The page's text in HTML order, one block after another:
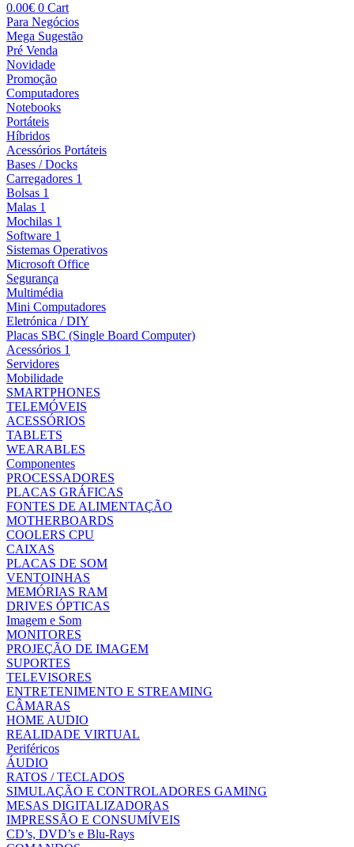
0.00€ 0 Cart
Para Negócios
Mega Sugestão
Pré Venda
Novidade
Promoção
Computadores
Notebooks
Portáteis
Híbridos
Acessórios Portáteis
Bases / Docks
Carregadores 1
Bolsas 1
Malas 1
Mochilas 1
Software 1
Sistemas Operativos
Microsoft Office
Segurança
Multimédia
Mini Computadores
Eletrónica / DIY
Placas SBC (Single Board Computer)
Acessórios 1
Servidores
Mobilidade
SMARTPHONES
TELEMÓVEIS
ACESSÓRIOS
TABLETS
WEARABLES
Componentes
PROCESSADORES
PLACAS GRÁFICAS
FONTES DE ALIMENTAÇÃO
MOTHERBOARDS
COOLERS CPU
CAIXAS
PLACAS DE SOM
VENTOINHAS
MEMÓRIAS RAM
DRIVES ÓPTICAS
Imagem e Som
MONITORES
PROJEÇÃO DE IMAGEM
SUPORTES
TELEVISORES
ENTRETENIMENTO E STREAMING
CÂMARAS
HOME AUDIO
REALIDADE VIRTUAL
Periféricos
ÁUDIO
RATOS / TECLADOS
SIMULAÇÃO E CONTROLADORES GAMING
MESAS DIGITALIZADORAS
IMPRESSÃO E CONSUMÍVEIS
CD’s, DVD’s e Blu-Rays